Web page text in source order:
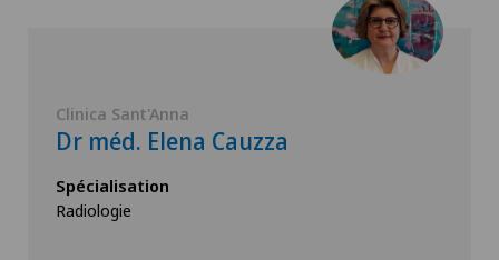
Clinica Sant'Anna
Dr méd. Elena Cauzza
Spécialisation
Radiologie